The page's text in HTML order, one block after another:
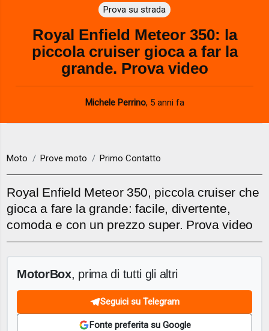
y
V
i
d
e
Prova su strada
Royal Enfield Meteor 350: la
piccola cruiser gioca a far la
grande. Prova video
Michele Perrino, 5 anni fa
Moto Prove moto Primo Contatto
Royal Enfield Meteor 350, piccola cruiser che
gioca a fare la grande: facile, divertente,
comoda e con un prezzo super. Prova video
MotorBox, prima di tutti gli altri
Seguici su Telegram
Fonte preferita su Google